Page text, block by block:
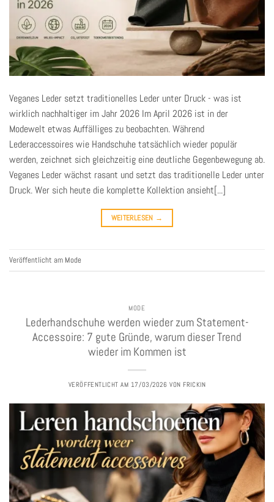
Veganes Leder setzt traditionelles Leder unter Druck - was ist
wirklich nachhaltiger im Jahr 2026 Im April 2026 ist in der
Modewelt etwas Auffälliges zu beobachten. Während
Lederaccessoires wie Handschuhe tatsächlich wieder populär
werden, zeichnet sich gleichzeitig eine deutliche Gegenbewegung ab.
Veganes Leder wächst rasant und setzt das traditionelle Leder unter
Druck. Wer sich heute die komplette Kollektion ansieht[...]
WEITERLESEN →
Veröffentlicht am Mode
MODE
Lederhandschuhe werden wieder zum Statement-
Accessoire: 7 gute Gründe, warum dieser Trend
wieder im Kommen ist
VERÖFFENTLICHT AM 17/03/2026 VONFRICKIN